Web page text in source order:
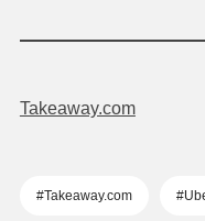
Takeaway.com
#Takeaway.com